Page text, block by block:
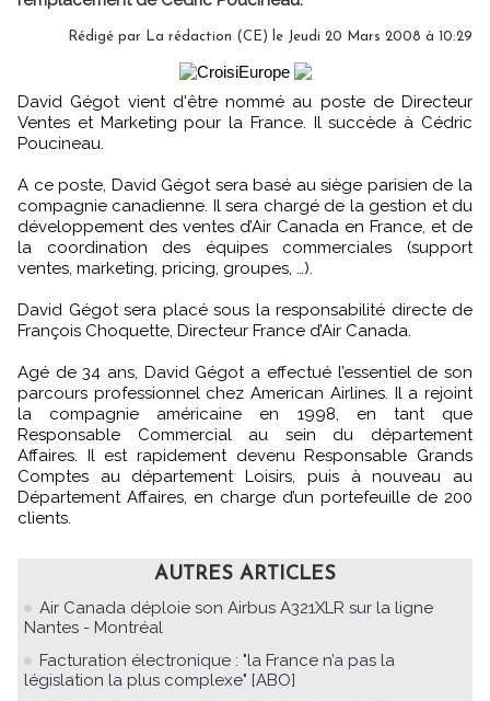
Rédigé par La rédaction (CE) le Jeudi 20 Mars 2008 à 10:29
David Gégot vient d'être nommé au poste de Directeur
Ventes et Marketing pour la France. Il succède à Cédric
Poucineau.
A ce poste, David Gégot sera basé au siège parisien de la
compagnie canadienne. Il sera chargé de la gestion et du
développement des ventes d’Air Canada en France, et de
la coordination des équipes commerciales (support
ventes, marketing, pricing, groupes, …).
David Gégot sera placé sous la responsabilité directe de
François Choquette, Directeur France d’Air Canada.
Agé de 34 ans, David Gégot a effectué l’essentiel de son
parcours professionnel chez American Airlines. Il a rejoint
la compagnie américaine en 1998, en tant que
Responsable Commercial au sein du département
Affaires. Il est rapidement devenu Responsable Grands
Comptes au département Loisirs, puis à nouveau au
Département Affaires, en charge d’un portefeuille de 200
clients.
AUTRES ARTICLES
Air Canada déploie son Airbus A321XLR sur la ligne
Nantes - Montréal
Facturation électronique : "la France n’a pas la
législation la plus complexe" [ABO]